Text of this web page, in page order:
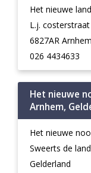
Het nieuwe
L.j.
6827AR Arnhem
026 4434633
Het nieuwe
Arnhem,
Het nieuwe
Sweerts de
Gelderland